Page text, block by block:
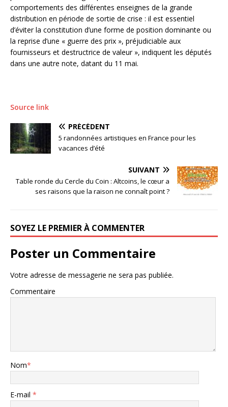
comportements des différentes enseignes de la grande
distribution en période de sortie de crise : il est essentiel
d’éviter la constitution d’une forme de position dominante ou
la reprise d’une « guerre des prix », préjudiciable aux
fournisseurs et destructrice de valeur », indiquent les députés
dans une autre note, datant du 11 mai.
Source link
PRÉCÉDENT
5 randonnées artistiques en France pour les
vacances d’été
SUIVANT
Table ronde du Cercle du Coin : Altcoins, le cœur a
ses raisons que la raison ne connaît point ?
SOYEZ LE PREMIER À COMMENTER
Poster un Commentaire
Votre adresse de messagerie ne sera pas publiée.
Commentaire
Nom*
E-mail *